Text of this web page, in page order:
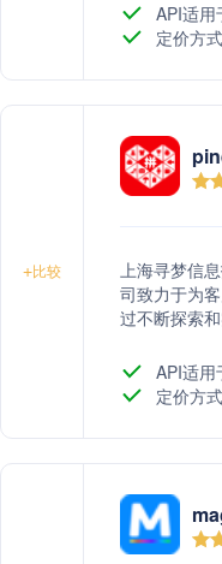
API适用
定价方
+比较
上海寻梦信
司致力于为
过不断探索
API适用
定价方